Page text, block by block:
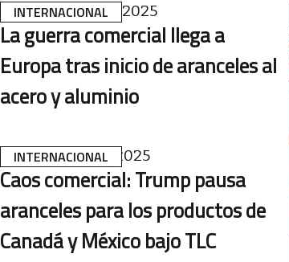
INTERNACIONAL
12 DE MARZO DE 2025
La guerra comercial llega a
Europa tras inicio de aranceles al
acero y aluminio
INTERNACIONAL
7 DE MARZO DE 2025
Caos comercial: Trump pausa
aranceles para los productos de
Canadá y México bajo TLC